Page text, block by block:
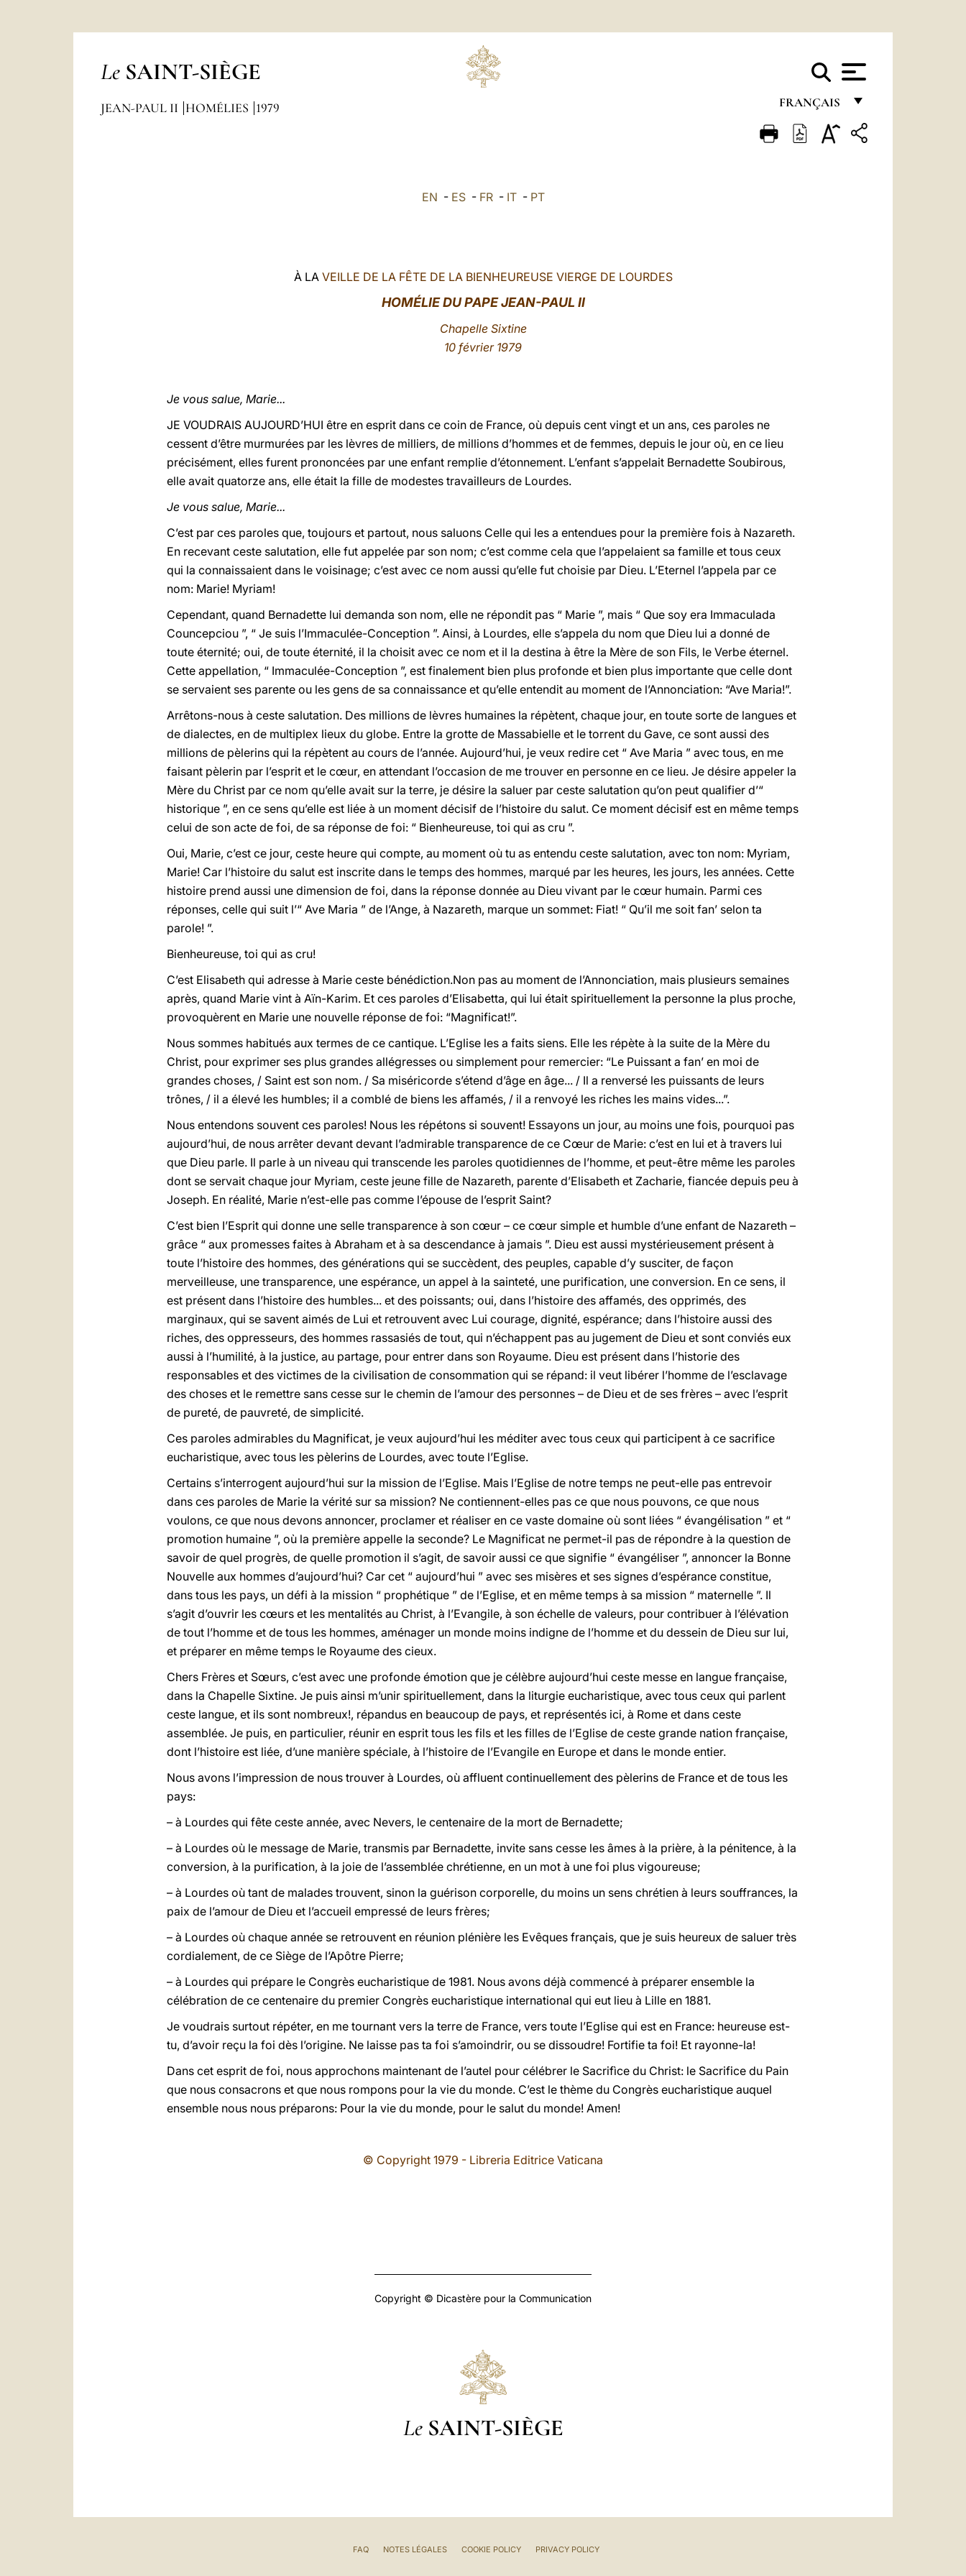
Le SAINT-SIÈGE
FRANÇAIS
FRANÇAIS
JEAN-PAUL II HOMÉLIES 1979
EN - ES- FR- IT- PT
À LA VEILLE DE LA FÊTE DE LA BIENHEUREUSE VIERGE DE LOURDES
HOMÉLIE DU PAPE JEAN-PAUL II
Chapelle Sixtine
10 février 1979
Je vous salue, Marie...
JE VOUDRAIS AUJOURD’HUI être en esprit dans ce coin de France, où depuis cent vingt et un ans, ces paroles ne
cessent d’être murmurées par les lèvres de milliers, de millions d’hommes et de femmes, depuis le jour où, en ce lieu
précisément, elles furent prononcées par une enfant remplie d’étonnement. L’enfant s’appelait Bernadette Soubirous,
elle avait quatorze ans, elle était la fille de modestes travailleurs de Lourdes.
Je vous salue, Marie...
C’est par ces paroles que, toujours et partout, nous saluons Celle qui les a entendues pour la première fois à Nazareth.
En recevant ceste salutation, elle fut appelée par son nom; c’est comme cela que l’appelaient sa famille et tous ceux
qui la connaissaient dans le voisinage; c’est avec ce nom aussi qu’elle fut choisie par Dieu. L’Eternel l’appela par ce
nom: Marie! Myriam!
Cependant, quand Bernadette lui demanda son nom, elle ne répondit pas “ Marie ”, mais “ Que soy era Immaculada
Councepciou ”, “ Je suis l’Immaculée-Conception ”. Ainsi, à Lourdes, elle s’appela du nom que Dieu lui a donné de
toute éternité; oui, de toute éternité, il la choisit avec ce nom et il la destina à être la Mère de son Fils, le Verbe éternel.
Cette appellation, “ Immaculée-Conception ”, est finalement bien plus profonde et bien plus importante que celle dont
se servaient ses parente ou les gens de sa connaissance et qu’elle entendit au moment de l’Annonciation: “Ave Maria!”.
Arrêtons-nous à ceste salutation. Des millions de lèvres humaines la répètent, chaque jour, en toute sorte de langues et
de dialectes, en de multiplex lieux du globe. Entre la grotte de Massabielle et le torrent du Gave, ce sont aussi des
millions de pèlerins qui la répètent au cours de l’année. Aujourd’hui, je veux redire cet “ Ave Maria ” avec tous, en me
faisant pèlerin par l’esprit et le cœur, en attendant l’occasion de me trouver en personne en ce lieu. Je désire appeler la
Mère du Christ par ce nom qu’elle avait sur la terre, je désire la saluer par ceste salutation qu’on peut qualifier d’“
historique ”, en ce sens qu’elle est liée à un moment décisif de l’histoire du salut. Ce moment décisif est en même temps
celui de son acte de foi, de sa réponse de foi: “ Bienheureuse, toi qui as cru ”.
Oui, Marie, c’est ce jour, ceste heure qui compte, au moment où tu as entendu ceste salutation, avec ton nom: Myriam,
Marie! Car l’histoire du salut est inscrite dans le temps des hommes, marqué par les heures, les jours, les années. Cette
histoire prend aussi une dimension de foi, dans la réponse donnée au Dieu vivant par le cœur humain. Parmi ces
réponses, celle qui suit l’“ Ave Maria ” de l’Ange, à Nazareth, marque un sommet: Fiat! “ Qu’il me soit fan’ selon ta
parole! ”.
Bienheureuse, toi qui as cru!
C’est Elisabeth qui adresse à Marie ceste bénédiction.Non pas au moment de l’Annonciation, mais plusieurs semaines
après, quand Marie vint à Aïn-Karim. Et ces paroles d’Elisabetta, qui lui était spirituellement la personne la plus proche,
provoquèrent en Marie une nouvelle réponse de foi: “Magnificat!”.
Nous sommes habitués aux termes de ce cantique. L’Eglise les a faits siens. Elle les répète à la suite de la Mère du
Christ, pour exprimer ses plus grandes allégresses ou simplement pour remercier: “Le Puissant a fan’ en moi de
grandes choses, / Saint est son nom. / Sa miséricorde s’étend d’âge en âge... / Il a renversé les puissants de leurs
trônes, / il a élevé les humbles; il a comblé de biens les affamés, / il a renvoyé les riches les mains vides...”.
Nous entendons souvent ces paroles! Nous les répétons si souvent! Essayons un jour, au moins une fois, pourquoi pas
aujourd’hui, de nous arrêter devant devant l’admirable transparence de ce Cœur de Marie: c’est en lui et à travers lui
que Dieu parle. Il parle à un niveau qui transcende les paroles quotidiennes de l’homme, et peut-être même les paroles
dont se servait chaque jour Myriam, ceste jeune fille de Nazareth, parente d’Elisabeth et Zacharie, fiancée depuis peu à
Joseph. En réalité, Marie n’est-elle pas comme l’épouse de l’esprit Saint?
C’est bien I’Esprit qui donne une selle transparence à son cœur – ce cœur simple et humble d’une enfant de Nazareth –
grâce “ aux promesses faites à Abraham et à sa descendance à jamais ”. Dieu est aussi mystérieusement présent à
toute l’histoire des hommes, des générations qui se succèdent, des peuples, capable d’y susciter, de façon
merveilleuse, une transparence, une espérance, un appel à la sainteté, une purification, une conversion. En ce sens, il
est présent dans l’histoire des humbles... et des poissants; oui, dans l’histoire des affamés, des opprimés, des
marginaux, qui se savent aimés de Lui et retrouvent avec Lui courage, dignité, espérance; dans l’histoire aussi des
riches, des oppresseurs, des hommes rassasiés de tout, qui n’échappent pas au jugement de Dieu et sont conviés eux
aussi à l’humilité, à la justice, au partage, pour entrer dans son Royaume. Dieu est présent dans l’historie des
responsables et des victimes de la civilisation de consommation qui se répand: il veut libérer l’homme de l’esclavage
des choses et le remettre sans cesse sur le chemin de l’amour des personnes – de Dieu et de ses frères – avec l’esprit
de pureté, de pauvreté, de simplicité.
Ces paroles admirables du Magnificat, je veux aujourd’hui les méditer avec tous ceux qui participent à ce sacrifice
eucharistique, avec tous les pèlerins de Lourdes, avec toute l’Eglise.
Certains s’interrogent aujourd’hui sur la mission de l’Eglise. Mais l’Eglise de notre temps ne peut-elle pas entrevoir
dans ces paroles de Marie la vérité sur sa mission? Ne contiennent-elles pas ce que nous pouvons, ce que nous
voulons, ce que nous devons annoncer, proclamer et réaliser en ce vaste domaine où sont liées “ évangélisation ” et “
promotion humaine ”, où la première appelle la seconde? Le Magnificat ne permet-il pas de répondre à la question de
savoir de quel progrès, de quelle promotion il s’agit, de savoir aussi ce que signifie “ évangéliser ”, annoncer la Bonne
Nouvelle aux hommes d’aujourd’hui? Car cet “ aujourd’hui ” avec ses misères et ses signes d’espérance constitue,
dans tous les pays, un défi à la mission “ prophétique ” de l’Eglise, et en même temps à sa mission “ maternelle ”. Il
s’agit d’ouvrir les cœurs et les mentalités au Christ, à l’Evangile, à son échelle de valeurs, pour contribuer à l’élévation
de tout l’homme et de tous les hommes, aménager un monde moins indigne de l’homme et du dessein de Dieu sur lui,
et préparer en même temps le Royaume des cieux.
Chers Frères et Sœurs, c’est avec une profonde émotion que je célèbre aujourd’hui ceste messe en langue française,
dans la Chapelle Sixtine. Je puis ainsi m’unir spirituellement, dans la liturgie eucharistique, avec tous ceux qui parlent
ceste langue, et ils sont nombreux!, répandus en beaucoup de pays, et représentés ici, à Rome et dans ceste
assemblée. Je puis, en particulier, réunir en esprit tous les fils et les filles de l’Eglise de ceste grande nation française,
dont l’histoire est liée, d’une manière spéciale, à l’histoire de l’Evangile en Europe et dans le monde entier.
Nous avons l’impression de nous trouver à Lourdes, où affluent continuellement des pèlerins de France et de tous les
pays:
– à Lourdes qui fête ceste année, avec Nevers, le centenaire de la mort de Bernadette;
– à Lourdes où le message de Marie, transmis par Bernadette, invite sans cesse les âmes à la prière, à la pénitence, à la
conversion, à la purification, à la joie de l’assemblée chrétienne, en un mot à une foi plus vigoureuse;
– à Lourdes où tant de malades trouvent, sinon la guérison corporelle, du moins un sens chrétien à leurs souffrances, la
paix de l’amour de Dieu et l’accueil empressé de leurs frères;
– à Lourdes où chaque année se retrouvent en réunion plénière les Evêques français, que je suis heureux de saluer très
cordialement, de ce Siège de l’Apôtre Pierre;
– à Lourdes qui prépare le Congrès eucharistique de 1981. Nous avons déjà commencé à préparer ensemble la
célébration de ce centenaire du premier Congrès eucharistique international qui eut lieu à Lille en 1881.
Je voudrais surtout répéter, en me tournant vers la terre de France, vers toute l’Eglise qui est en France: heureuse est-
tu, d’avoir reçu la foi dès l’origine. Ne laisse pas ta foi s’amoindrir, ou se dissoudre! Fortifie ta foi! Et rayonne-la!
Dans cet esprit de foi, nous approchons maintenant de l’autel pour célébrer le Sacrifìce du Christ: le Sacrifice du Pain
que nous consacrons et que nous rompons pour la vie du monde. C’est le thème du Congrès eucharistique auquel
ensemble nous nous préparons: Pour la vie du monde, pour le salut du monde! Amen!
© Copyright 1979 - Libreria Editrice Vaticana
Copyright © Dicastère pour la Communication
Le SAINT-SIÈGE
FAQ NOTES LÉGALES COOKIE POLICY PRIVACY POLICY